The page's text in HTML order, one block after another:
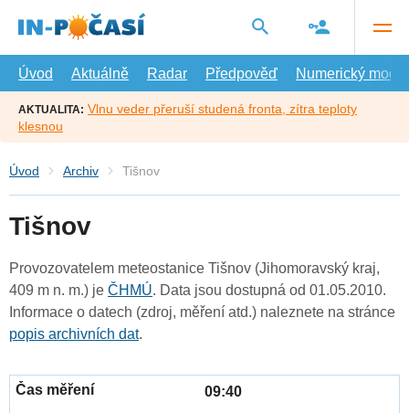
hlavní
Úvod
Aktuálně Radar Předpověď Numerický model
AKTUALITA: Vlnu veder přeruší studená fronta, zítra teploty
klesnou
Úvod Archiv Tišnov
Tišnov
Provozovatelem meteostanice Tišnov (Jihomoravský kraj,
409 m n. m.) je ČHMÚ. Data jsou dostupná od 01.05.2010.
Informace o datech (zdroj, měření atd.) naleznete na stránce
popis archivních dat.
09:40